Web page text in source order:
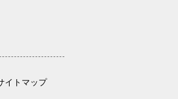
イトマップ